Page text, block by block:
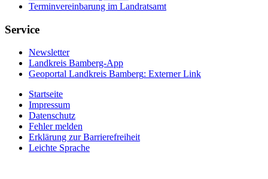
Terminvereinbarung im Landratsamt
Service
Newsletter
Landkreis Bamberg-App
Geoportal Landkreis Bamberg: Externer Link
Startseite
Impressum
Datenschutz
Fehler melden
Erklärung zur Barrierefreiheit
Leichte Sprache